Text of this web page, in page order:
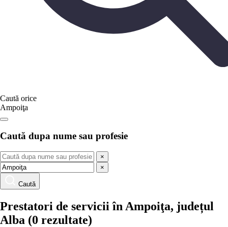
Caută orice
Ampoiţa
Caută dupa nume sau profesie
×
×
Caută
Prestatori de servicii în Ampoiţa, județul
Alba (0 rezultate)